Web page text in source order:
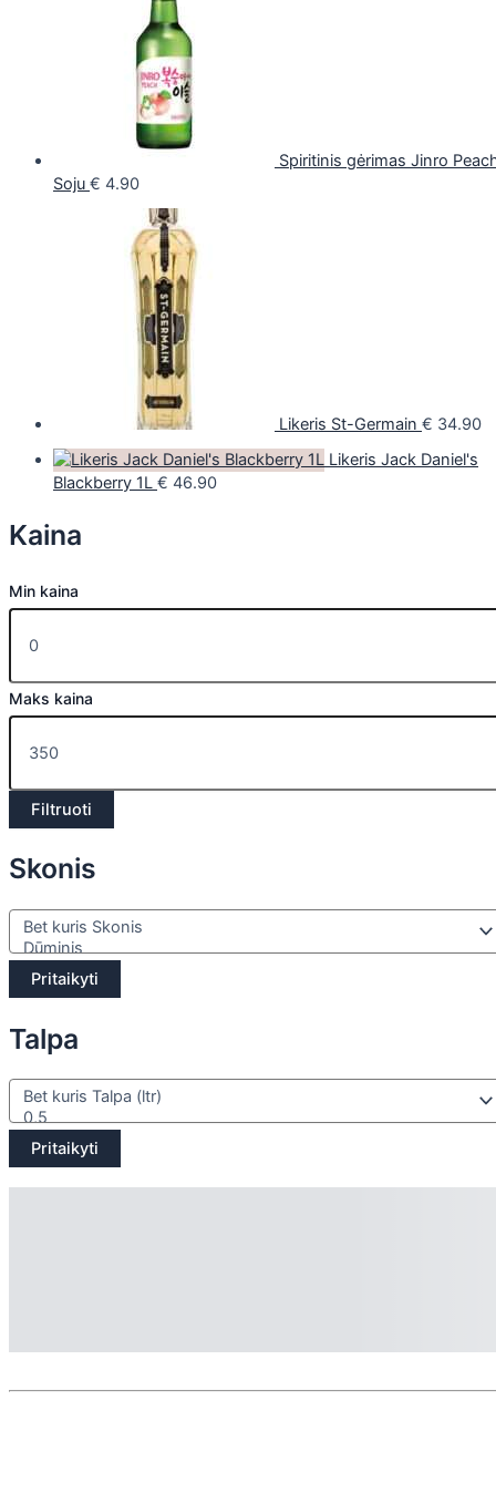
Spiritinis gėrimas Jinro
Soju € 4.90
Likeris St-Germain € 34.90
Likeris Jack Daniel's
Blackberry 1L € 46.90
Kaina
Min kaina
Maks kaina
Filtruoti
Skonis
Pritaikyti
Talpa
Pritaikyti